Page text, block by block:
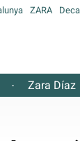
ZARA
· Zara Díaz